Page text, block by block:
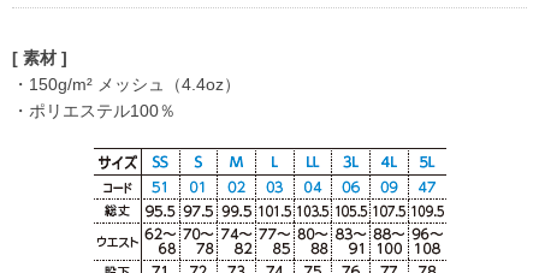
[ 素材 ]
・150g/m² メッシュ（4.4oz）
・ポリエステル100％